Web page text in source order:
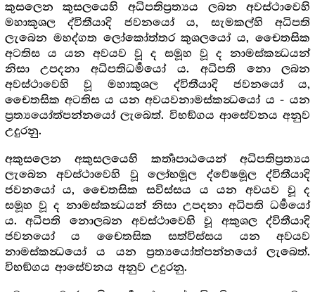
කුසලෙන කුසලයෙහි අධිපතිප්‍රත්‍යය ලබන අවස්ථාවෙහි
මහාකුශල ද්විතීයාදි ජවනයෝ ය, සැමකල්හි අධිපති
ලැබෙන මහද්ගත ලෝකෝත්තර කුශලයෝ ය, චෛතසික
අටතිස ය යන අවයව වූ ද සමූහ වූ ද නාමස්කන්‍ධයන්
නිසා උපදනා අධිපතිධර්‍මයෝ ය. අධිපති නො ලබන
අවස්ථාවෙහි වූ මහාකුශල ද්විතීයාදි ජවනයෝ ය,
චෛතසික අටතිස ය යන අවයවනාමස්කන්‍ධයෝ ය - යන
ප්‍රත්‍යයෝත්පන්නයෝ ලැබෙත්. විභඞ්ගය ආසේවනය අනුව
උදුරනු.
අකුසලෙන අකුසලයෙහි කර්‍තෘපාඨයෙන් අධිපතිප්‍රත්‍යය
ලැබෙන අවස්ථාවෙහි වූ ලෝභමූල ද්වේෂමූල ද්විතීයාදි
ජවනයෝ ය, චෛතසික සවිස්සය ය යන අවයව වූ ද
සමූහ වූ ද නාමස්කන්‍ධයන් නිසා උපදනා අධිපති ධර්‍මයෝ
ය. අධිපති නොලබන අවස්ථාවෙහි වූ අකුශල ද්විතීයාදි
ජවනයෝ ය චෛතසික සත්විස්සය යන අවයව
නාමස්කන්‍ධයෝ ය යන ප්‍රත්‍යයෝත්පන්නයෝ ලැබෙත්.
විභඞ්ගය ආසේවනය අනුව උදුරනු.